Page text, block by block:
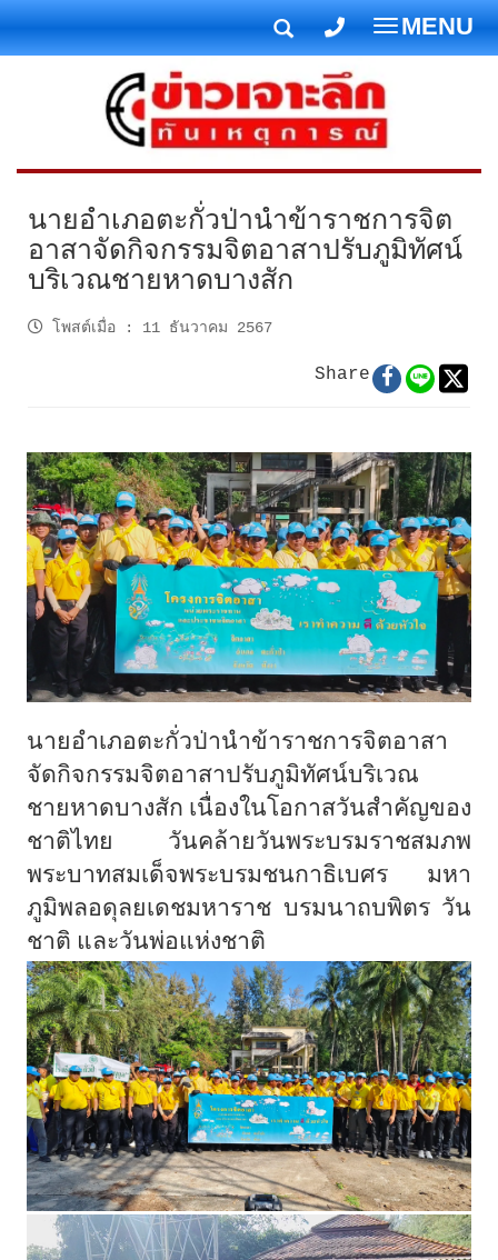
T
o
g
g
l
e
a
v
t
n
MENU
นายอำเภอตะกั่วป่านำข้าราชการจิต
อาสาจัดกิจกรรมจิตอาสาปรับภูมิทัศน์
บริเวณชายหาดบางสัก
โพสต์เมื่อ : 11 ธันวาคม 2567
Share
นายอำเภอตะกั่วป่านำข้าราชการจิตอาสา
จัดกิจกรรมจิตอาสาปรับภูมิทัศน์บริเวณ
ชายหาดบางสัก เนื่องในโอกาสวันสำคัญของ
ชาติไทย
วันคล้ายวันพระบรมราชสมภพ
พระบาทสมเด็จพระบรมชนกาธิเบศร
มหา
ภูมิพลอดุลยเดชมหาราช บรมนาถบพิตร วัน
ชาติ และวันพ่อแห่งชาติ